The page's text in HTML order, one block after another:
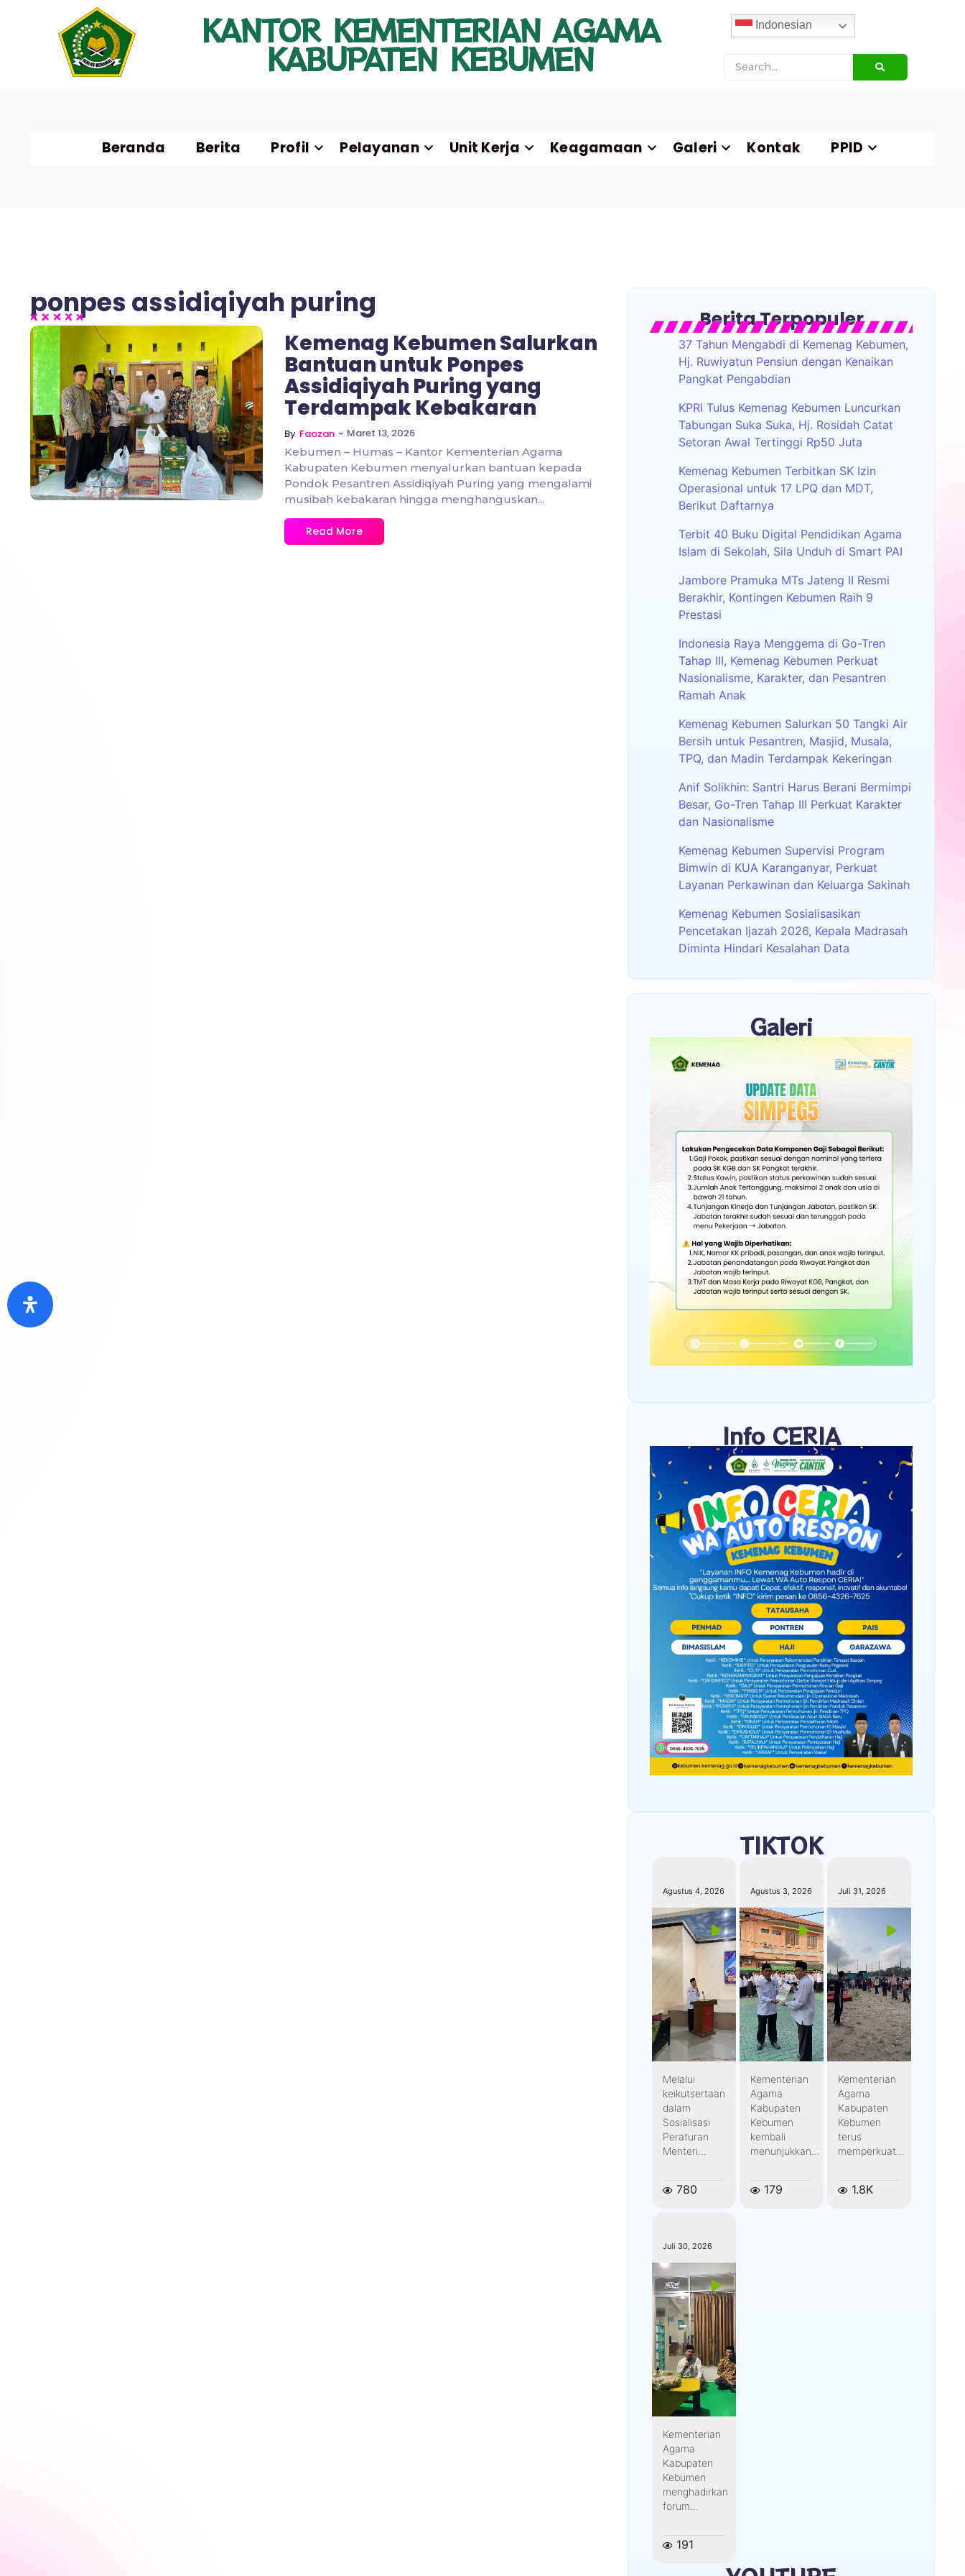
KANTOR KEMENTERIAN AGAMA
KABUPATEN KEBUMEN
Indonesian
Beranda Berita Profil Pelayanan Unit Kerja Keagamaan Galeri Kontak PPID
ponpes assidiqiyah puring
No Comments
Kemenag Kebumen Salurkan
Bantuan untuk Ponpes
Assidiqiyah Puring yang
Terdampak Kebakaran
By Faozan ~ Maret 13, 2026
Kebumen – Humas – Kantor Kementerian Agama
Kabupaten Kebumen menyalurkan bantuan kepada
Pondok Pesantren Assidiqiyah Puring yang mengalami
musibah kebakaran hingga menghanguskan...
Read More
Berita Terpopuler
37 Tahun Mengabdi di Kemenag Kebumen,
Hj. Ruwiyatun Pensiun dengan Kenaikan
Pangkat Pengabdian
KPRI Tulus Kemenag Kebumen Luncurkan
Tabungan Suka Suka, Hj. Rosidah Catat
Setoran Awal Tertinggi Rp50 Juta
Kemenag Kebumen Terbitkan SK Izin
Operasional untuk 17 LPQ dan MDT,
Berikut Daftarnya
Terbit 40 Buku Digital Pendidikan Agama
Islam di Sekolah, Sila Unduh di Smart PAI
Jambore Pramuka MTs Jateng II Resmi
Berakhir, Kontingen Kebumen Raih 9
Prestasi
Indonesia Raya Menggema di Go-Tren
Tahap III, Kemenag Kebumen Perkuat
Nasionalisme, Karakter, dan Pesantren
Ramah Anak
Kemenag Kebumen Salurkan 50 Tangki Air
Bersih untuk Pesantren, Masjid, Musala,
TPQ, dan Madin Terdampak Kekeringan
Anif Solikhin: Santri Harus Berani Bermimpi
Besar, Go-Tren Tahap III Perkuat Karakter
dan Nasionalisme
Kemenag Kebumen Supervisi Program
Bimwin di KUA Karanganyar, Perkuat
Layanan Perkawinan dan Keluarga Sakinah
Kemenag Kebumen Sosialisasikan
Pencetakan Ijazah 2026, Kepala Madrasah
Diminta Hindari Kesalahan Data
Galeri
Info CERIA
TIKTOK
Agustus 4, 2026
Melalui
keikutsertaan
dalam
Sosialisasi
Peraturan
Menteri...
780
Agustus 3, 2026
Kementerian
Agama
Kabupaten
Kebumen
kembali
menunjukkan...
179
Juli 31, 2026
Kementerian
Agama
Kabupaten
Kebumen
terus
memperkuat...
1.8K
Juli 30, 2026
Kementerian
Agama
Kabupaten
Kebumen
menghadirkan
forum...
191